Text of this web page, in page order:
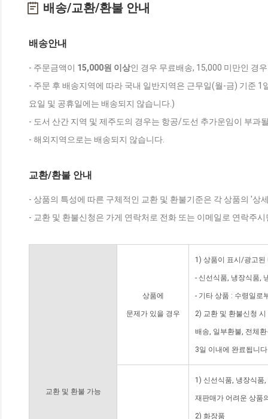
배송/교환/환불 안내
배송안내
- 주문금액이 15,000원 이상인 경우 무료배송, 15,000 미만인 경
- 주문 후 배송지역에 따라 국내 일반지역은 근무일(월-금) 기준
요일 및 공휴일에는 배송되지 않습니다.)
- 도서 산간 지역 및 제주도의 경우는 항공/도선 추가운임이 부과
- 해외지역으로는 배송되지 않습니다.
교환/환불 안내
- 상품의 특성에 따른 구체적인 교환 및 환불기준은 각 상품의 '상
- 교환 및 환불신청은 가게 연락처로 전화 또는 이메일로 연락주
교환 및 환불 가능
상품에
문제가 있을 경우
1) 상품이 표시/광고된
- 신선식품, 냉장식품,
- 기타 상품 : 수령일로
2) 교환 및 환불신청
배송, 일부환불, 전체
3일 이내에 완료됩니
1) 신선식품, 냉장식품
재판매가 어려운 상품
2) 화장품